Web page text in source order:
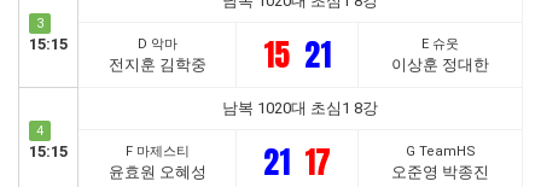
3
15:15 D 악마
전지훈 김학중 15 21 E 슈웃
이상훈 정대한
4
15:15
남복 1020대 초심1 8강
F 마제스티
윤효원 오혜성 21 17 G TeamHS
오준영 박종진